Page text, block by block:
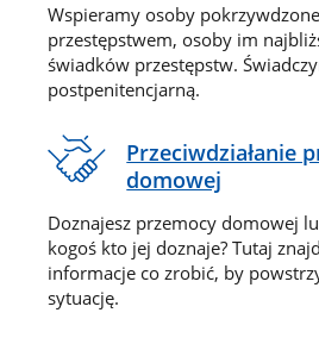
Wspieramy osoby pokrzywdzone
przestępstwem, osoby im
świadków przestępstw.
postpenitencjarną.
Przeciwdziałanie
domowej
Doznajesz przemocy domowej
kogoś kto jej doznaje? Tutaj
informacje co zrobić, by
sytuację.